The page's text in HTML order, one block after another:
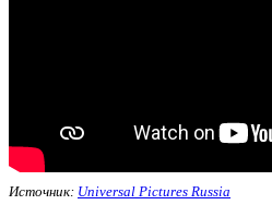
Источник: Universal Pictures Russia